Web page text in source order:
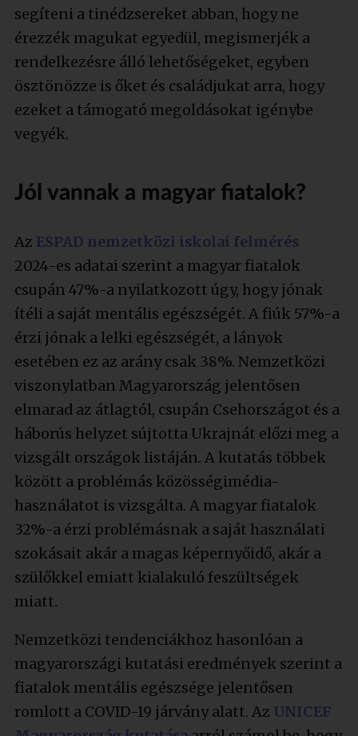
segíteni a tinédzsereket abban, hogy ne
érezzék magukat egyedül, megismerjék a
rendelkezésre álló lehetőségeket, egyben
ösztönözze is őket és családjukat arra, hogy
ezeket a támogató megoldásokat igénybe
vegyék.
Jól vannak a magyar fiatalok?
Az ESPAD nemzetközi iskolai felmérés
2024-es adatai szerint a magyar fiatalok
csupán 47%-a nyilatkozott úgy, hogy jónak
ítéli a saját mentális egészségét. A fiúk 57%-a
érzi jónak a lelki egészségét, a lányok
esetében ez az arány csak 38%. Nemzetközi
viszonylatban Magyarország jelentősen
elmarad az átlagtól, csupán Csehországot és a
háborús helyzet sújtotta Ukrajnát előzi meg a
vizsgált országok listáján. A kutatás többek
között a problémás közösségimédia-
használatot is vizsgálta. A magyar fiatalok
32%-a érzi problémásnak a saját használati
szokásait akár a magas képernyőidő, akár a
szülőkkel emiatt kialakuló feszültségek
miatt.
Nemzetközi tendenciákhoz hasonlóan a
magyarországi kutatási eredmények szerint a
fiatalok mentális egészsége jelentősen
romlott a COVID-19 járvány alatt. Az UNICEF